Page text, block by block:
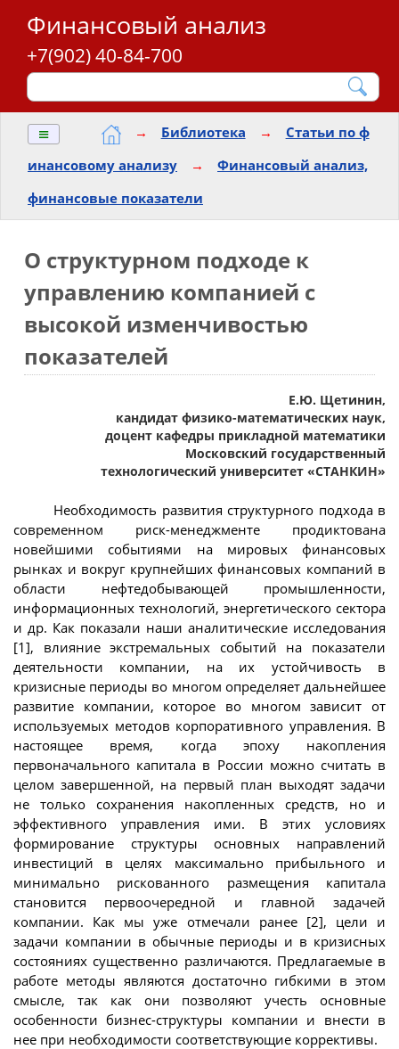
Финансовый анализ
+7(902) 40-84-700
≡ → Библиотека →
Статьи по ф
инансовому анализу
→
Финансовый анализ,
финансовые показатели
О структурном подходе к
управлению компанией с
высокой изменчивостью
показателей
Е.Ю. Щетинин,
кандидат физико-математических наук,
доцент кафедры прикладной математики
Московский государственный
технологический университет «СТАНКИН»
Необходимость развития структурного подхода в
современном риск-менеджменте продиктована
новейшими событиями на мировых финансовых
рынках и вокруг крупнейших финансовых компаний в
области нефтедобывающей промышленности,
информационных технологий, энергетического сектора
и др. Как показали наши аналитические исследования
[1], влияние экстремальных событий на показатели
деятельности компании, на их устойчивость в
кризисные периоды во многом определяет дальнейшее
развитие компании, которое во многом зависит от
используемых методов корпоративного управления. В
настоящее время, когда эпоху накопления
первоначального капитала в России можно считать в
целом завершенной, на первый план выходят задачи
не только сохранения накопленных средств, но и
эффективного управления ими. В этих условиях
формирование структуры основных направлений
инвестиций в целях максимально прибыльного и
минимально рискованного размещения капитала
становится первоочередной и главной задачей
компании. Как мы уже отмечали ранее [2], цели и
задачи компании в обычные периоды и в кризисных
состояниях существенно различаются. Предлагаемые в
работе методы являются достаточно гибкими в этом
смысле, так как они позволяют учесть основные
особенности бизнес-структуры компании и внести в
нее при необходимости соответствующие коррективы.